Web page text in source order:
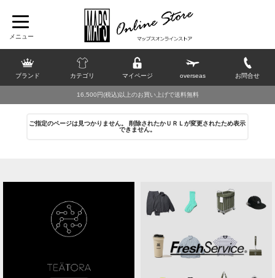
ブランド カテゴリ マイページ overseas お問合せ
16,500円(税込)以上のお買い上げで送料無料
ご指定のページは見つかりません。 削除されたかＵＲＬが変更されたため表示
できません。